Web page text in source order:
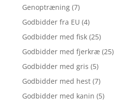
Genoptræning (7)
Godbidder fra EU (4)
Godbidder med fisk (25)
Godbidder med fjerkræ (25)
Godbidder med gris (5)
Godbidder med hest (7)
Godbidder med kanin (5)